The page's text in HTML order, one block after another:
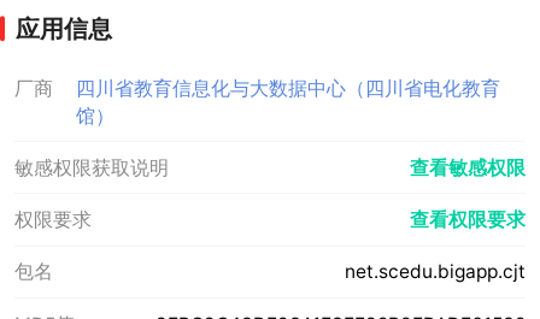
应用信息
厂商
四川省教育信息化与大数据中心（四川省电化教育
馆）
敏感权限获取说明 查看敏感权限
权限要求 查看权限要求
包名 net.scedu.bigapp.cjt